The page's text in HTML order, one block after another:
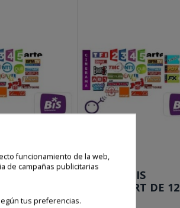
NIGHT
ABONO BIS
CINESPORT DE 12
funcionamiento de la web,
de campañas publicitarias
tus preferencias.